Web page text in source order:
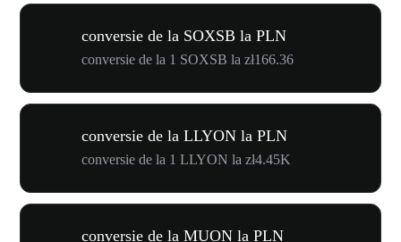
conversie de la SOXSB la PLN
conversie de la 1 SOXSB la zł166.36
conversie de la LLYON la PLN
conversie de la 1 LLYON la zł4.45K
conversie de la MUON la PLN